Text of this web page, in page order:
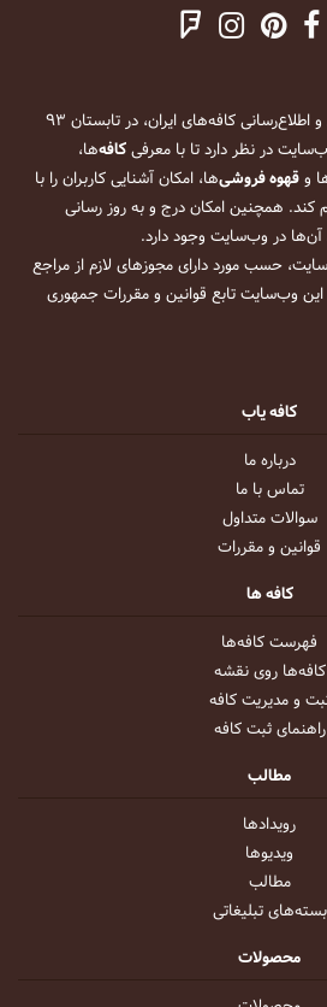
کافه‌یاب به عنوان مرجع معرفی و اطلاع‌رسانی کافه‌های ایران، در تابستان ۹۳
در نظر دارد تا با معرفیکافه‌ها،
وقهوه فروشی‌ها، امکان آشنایی کاربران را با
کند. همچنین امکان درج و به روز رسانی
در وب‌سایت وجود دارد.
حسب مورد دارای مجوزهای لازم از مراجع
وب‌سایت تابع قوانین و مقررات جمهوری
کافه یاب
درباره ما
تماس با ما
سوالات متداول
قوانین و مقررات
کافه ها
فهرست کافه‌ها
کافه‌ها روی نقشه
و مدیریت کافه
راهنمای ثبت کافه
مطالب
رویداد‌ها
ویدیو‌ها
مطالب
بسته‌های تبلیغاتی
محصولات